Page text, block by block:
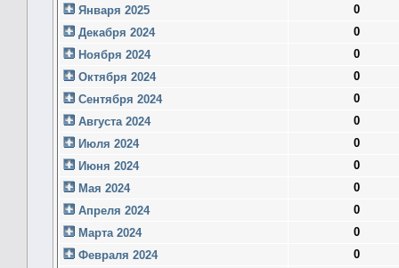
Января 2025
0
Декабря 2024
0
Ноября 2024
0
Октября 2024
0
Сентября 2024
0
Августа 2024
0
Июля 2024
0
Июня 2024
0
Мая 2024
0
Апреля 2024
0
Марта 2024
0
Февраля 2024
0